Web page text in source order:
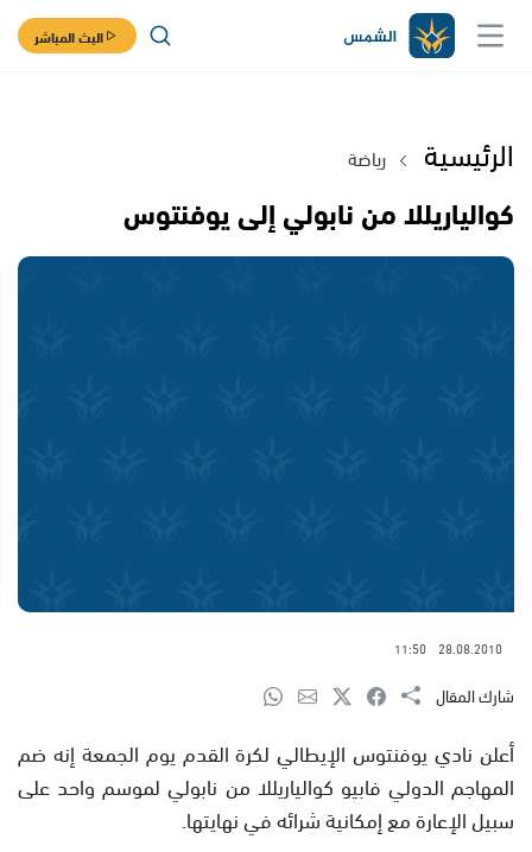
البث المباشر
الرئيسية رياضة
كوالياريللا من نابولي إلى يوفنتوس
28.08.2010
11:50
شارك المقال
أعلن نادي يوفنتوس الإيطالي لكرة القدم يوم الجمعة إنه ضم
المهاجم الدولي فابيو كوالياريللا من نابولي لموسم واحد على
سبيل الإعارة مع إمكانية شرائه في نهايتها.